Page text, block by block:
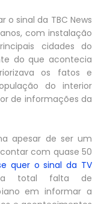
o sinal da TBC News
com instalação
cidades do
do que acontecia
os fatos e
do interior
de informações da
apesar de ser um
com quase 50
quer o sinal da TV
a total falta de
em informar a